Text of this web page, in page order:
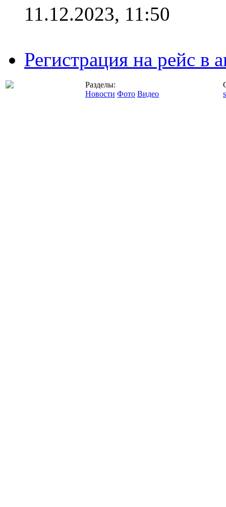
11.12.2023, 11:50
Регистрация на рейс в
Разделы:
Новости Фото Видео